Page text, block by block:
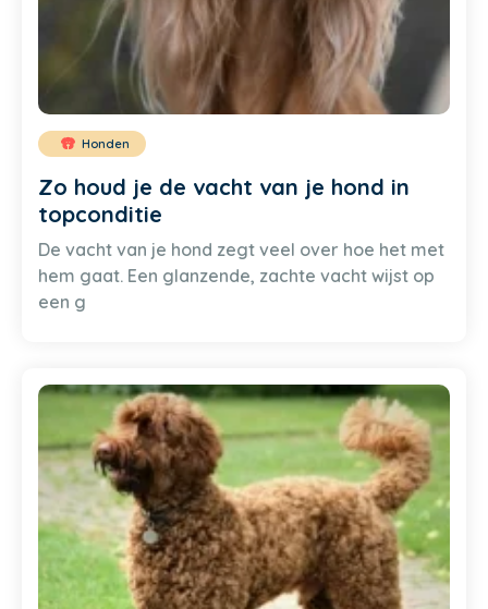
Honden
Zo houd je de vacht van je hond in
topconditie
De vacht van je hond zegt veel over hoe het met
hem gaat. Een glanzende, zachte vacht wijst op
een g